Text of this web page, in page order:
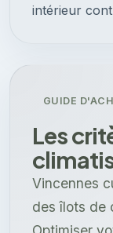
intérieur
GUIDE
Les
Vincennes
des îlots de